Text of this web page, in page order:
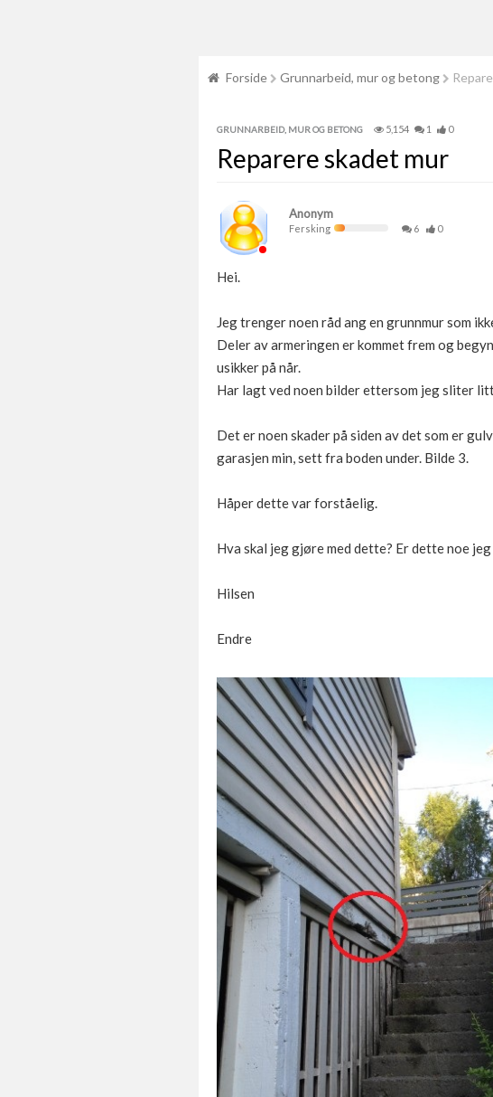
Forside Grunnarbeid, mur og betong
GRUNNARBEID, MUR OG BETONG 5,154 1 0
Reparere skadet mur
Anonym
Fersking 6 0
Hei.
Jeg trenger noen råd ang en grunnmur som
Deler av armeringen er kommet frem og
usikker på når.
Har lagt ved noen bilder ettersom jeg sliter
Det er noen skader på siden av det som er
garasjen min, sett fra boden under. Bilde 3.
Håper dette var forståelig.
Hva skal jeg gjøre med dette? Er dette noe
Hilsen
Endre